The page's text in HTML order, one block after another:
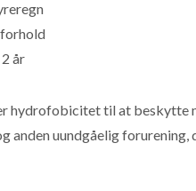
år
hydrofobicitet til at beskytte
anden uundgåelig forurening,